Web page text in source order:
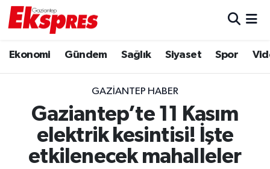
Ekonomi Gündem Sağlık Siyaset Spor
GAZIANTEP HABER
Gaziantep’te 11 Kasım
elektrik kesintisi! İşte
etkilenecek mahalleler
Ekonomi
Gaziantep son dakika
Genel
Trafik Durumu
Puan Durumu ve Fikstür
Tüm Manşetler